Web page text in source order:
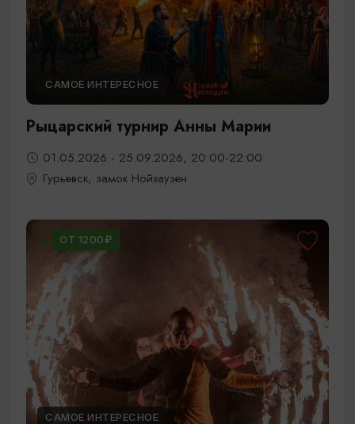
САМОЕ ИНТЕРЕСНОЕ
Рыцарский турнир Анны Марии
01.05.2026 - 25.09.2026, 20:00-22:00
Гурьевск, замок Нойхаузен
ОТ 1200₽
САМОЕ ИНТЕРЕСНОЕ